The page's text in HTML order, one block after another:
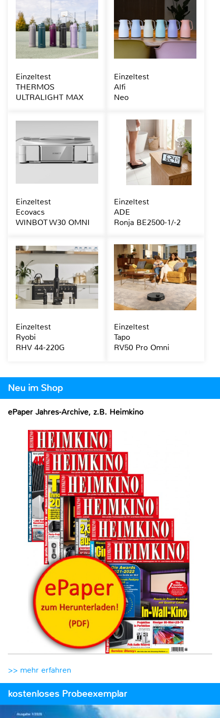
Neu im Shop
ePaper Jahres-Archive, z.B. Heimkino
>> mehr erfahren
kostenloses Probeexemplar
Einzeltest
THERMOS
ULTRALIGHT MAX
Einzeltest
Alfi
Neo
Einzeltest
Ecovacs
WINBOT W30 OMNI
Einzeltest
ADE
Ronja BE2500-1/-2
Einzeltest
Ryobi
RHV 44-220G
Einzeltest
Tapo
RV50 Pro Omni